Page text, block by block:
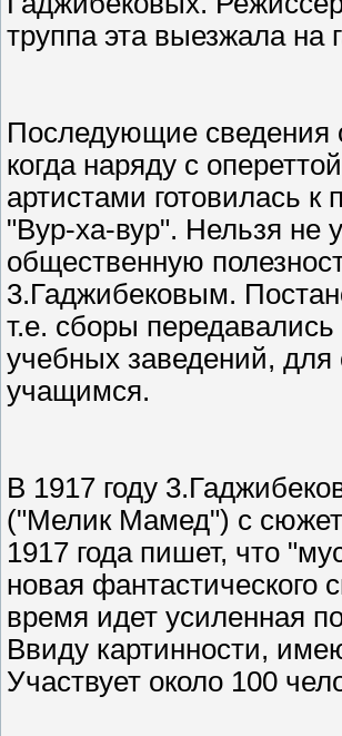
труппа эта выезжала на
Последующие сведения
когда наряду с
артистами готовилась к
"Вур-ха-вур". Нельзя не
общественную
3.Гаджибековым.
т.е. сборы
учебных заведений,
учащимся.
В 1917 году
("Мелик Мамед") с
1917 года пишет, что
новая
время идет усиленная
Ввиду картинности,
Участвует около 100